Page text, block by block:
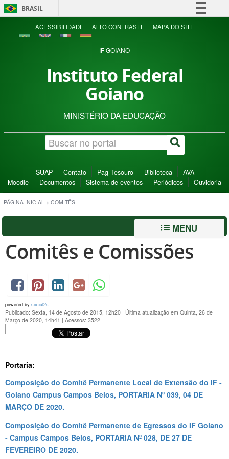
BRASIL
Simplifique!
Acesso à informação
ACESSIBILIDADE ALTO CONTRASTE MAPA DO SITE
IF GOIANO
Instituto Federal
Goiano
MINISTÉRIO DA EDUCAÇÃO
SUAP Contato Pag Tesouro Biblioteca
AVA -
Moodle
Documentos Sistema de eventos Periódicos Ouvidoria
PÁGINA INICIAL > COMITÊS
MENU
Comitês e Comissões
powered by social2s
Publicado: Sexta, 14 de Agosto de 2015, 12h20 | Última atualização em Quinta, 26 de
Março de 2020, 14h41 | Acessos: 3522
Portaria:
Composição do Comitê Permanente Local de Extensão do IF -
Goiano Campus Campos Belos, PORTARIA Nº 039, 04 DE
MARÇO DE 2020.
Composição do Comitê Permanente de Egressos do IF Goiano
- Campus Campos Belos, PORTARIA Nº 028, DE 27 DE
FEVEREIRO DE 2020.